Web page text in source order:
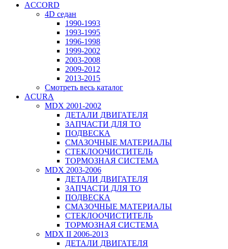
ACCORD
4D седан
1990-1993
1993-1995
1996-1998
1999-2002
2003-2008
2009-2012
2013-2015
Смотреть весь каталог
ACURA
MDX 2001-2002
ДЕТАЛИ ДВИГАТЕЛЯ
ЗАПЧАСТИ ДЛЯ ТО
ПОДВЕСКА
СМАЗОЧНЫЕ МАТЕРИАЛЫ
СТЕКЛООЧИСТИТЕЛЬ
ТОРМОЗНАЯ СИСТЕМА
MDX 2003-2006
ДЕТАЛИ ДВИГАТЕЛЯ
ЗАПЧАСТИ ДЛЯ ТО
ПОДВЕСКА
СМАЗОЧНЫЕ МАТЕРИАЛЫ
СТЕКЛООЧИСТИТЕЛЬ
ТОРМОЗНАЯ СИСТЕМА
MDX II 2006-2013
ДЕТАЛИ ДВИГАТЕЛЯ